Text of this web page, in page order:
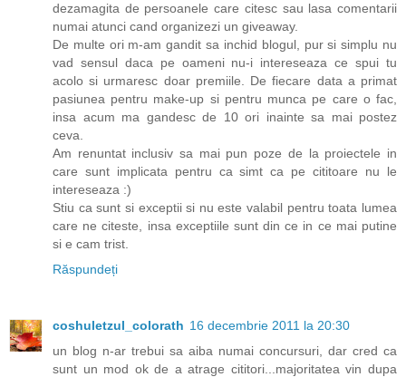
dezamagita de persoanele care citesc sau lasa comentarii
numai atunci cand organizezi un giveaway.
De multe ori m-am gandit sa inchid blogul, pur si simplu nu
vad sensul daca pe oameni nu-i intereseaza ce spui tu
acolo si urmaresc doar premiile. De fiecare data a primat
pasiunea pentru make-up si pentru munca pe care o fac,
insa acum ma gandesc de 10 ori inainte sa mai postez
ceva.
Am renuntat inclusiv sa mai pun poze de la proiectele in
care sunt implicata pentru ca simt ca pe cititoare nu le
intereseaza :)
Stiu ca sunt si exceptii si nu este valabil pentru toata lumea
care ne citeste, insa exceptiile sunt din ce in ce mai putine
si e cam trist.
Răspundeți
coshuletzul_colorath 16 decembrie 2011 la 20:30
un blog n-ar trebui sa aiba numai concursuri, dar cred ca
sunt un mod ok de a atrage cititori...majoritatea vin dupa